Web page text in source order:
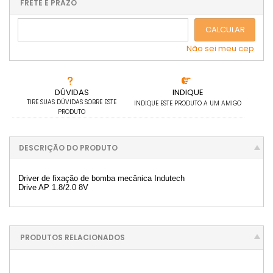
DÚVIDAS
TIRE SUAS DÚVIDAS SOBRE ESTE
PRODUTO
INDIQUE
INDIQUE ESTE PRODUTO A UM AMIGO
5x sem juros de R$ 218,00
.
..
FRETE E PRAZO
CALCULAR
Não sei meu cep
DESCRIÇÃO DO PRODUTO
Driver de fixação de bomba mecânica Indutech
Drive AP 1.8/2.0 8V
PRODUTOS RELACIONADOS